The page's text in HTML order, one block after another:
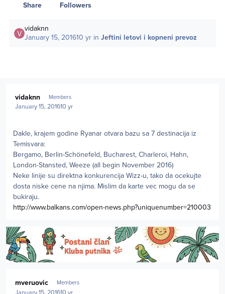
Share Followers
vidaknn
January 15, 201610 yr inJeftini letovi i kopneni prevoz
vidaknn Members
January 15, 201610 yr
Dakle, krajem godine Ryanar otvara bazu sa 7 destinacija iz
Temisvara:
Bergamo, Berlin-Schönefeld, Bucharest, Charleroi, Hahn,
London-Stansted, Weeze (all begin November 2016)
Neke linije su direktna konkurencija Wizz-u, tako da ocekujte
dosta niske cene na njima. Mislim da karte vec mogu da se
bukiraju.
http://www.balkans.com/open-news.php?uniquenumber=210003
mveruovic Members
January 15, 201610 yr